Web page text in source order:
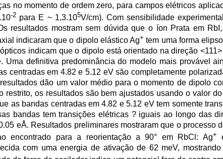
no momento de ordem zero, para campos elétricos
-2 para E ~ 1,3.105V/cm). Com sensibilidade
resultados mostram sem dúvida que o íon Prata em
indicaram que o dipolo elástico Ag+ tem uma forma
indicam que o dipolo está orientado na direção
Uma definitiva predominância do modelo mais provável
centradas em 4.82 e 5.12 eV são completamente
dão um valor médio para o momento de dipolo
restrito, os resultados são bem ajustados usando o valor
as bandas centradas em 4.82 e 5.12 eV tem somente
bandas tem transições elétricas ? iguais ao longo das
eÅ. Resultados preliminares mostraram que o processo
encontrado para a reorientação a 90° em RbCl: Ag+
com uma energia de ativação de 62 meV,